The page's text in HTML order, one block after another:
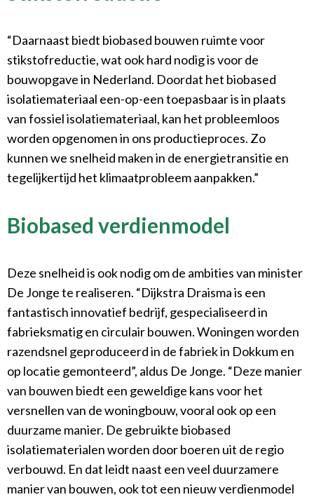
“Daarnaast biedt biobased bouwen ruimte voor
stikstofreductie, wat ook hard nodig is voor de
bouwopgave in Nederland. Doordat het biobased
isolatiemateriaal een-op-een toepasbaar is in plaats
van fossiel isolatiemateriaal, kan het probleemloos
worden opgenomen in ons productieproces. Zo
kunnen we snelheid maken in de energietransitie en
tegelijkertijd het klimaatprobleem aanpakken.”
Biobased verdienmodel
Deze snelheid is ook nodig om de ambities van minister
De Jonge te realiseren. “Dijkstra Draisma is een
fantastisch innovatief bedrijf, gespecialiseerd in
fabrieksmatig en circulair bouwen. Woningen worden
razendsnel geproduceerd in de fabriek in Dokkum en
op locatie gemonteerd”, aldus De Jonge. “Deze manier
van bouwen biedt een geweldige kans voor het
versnellen van de woningbouw, vooral ook op een
duurzame manier. De gebruikte biobased
isolatiematerialen worden door boeren uit de regio
verbouwd. En dat leidt naast een veel duurzamere
manier van bouwen, ook tot een nieuw verdienmodel